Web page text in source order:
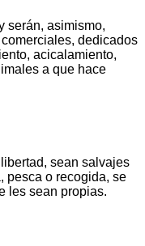
asimismo,
dedicados
acicalamiento,
a que hace
sean salvajes
pesca o recogida, se
les sean propias.